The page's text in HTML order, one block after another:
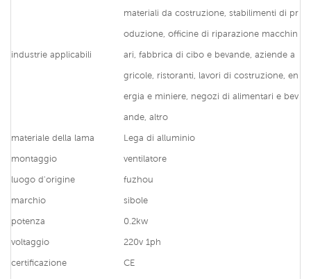
industrie applicabili
materiali da costruzione, stabilimenti di pr
oduzione, officine di riparazione macchin
ari, fabbrica di cibo e bevande, aziende a
gricole, ristoranti, lavori di costruzione, en
ergia e miniere, negozi di alimentari e bev
ande, altro
materiale della lama
Lega di alluminio
montaggio
ventilatore
luogo d'origine
fuzhou
marchio
sibole
potenza
0.2kw
voltaggio
220v 1ph
certificazione
CE